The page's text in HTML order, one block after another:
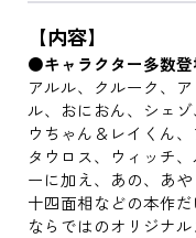
【内容】
●キャラクター多数登
アルル、クルーク、
ル、おにおん、シェ
ウちゃん＆レイくん
タウロス、ウィッチ
ーに加え、あの、あ
十四面相などの本作
ならではのオリジナ